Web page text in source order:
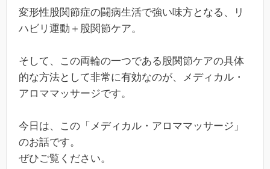
変形性股関節症の闘病生活で強い味方となる、リ
ハビリ運動＋股関節ケア。
そして、この両輪の一つである股関節ケアの具体
的な方法として非常に有効なのが、メディカル・
アロママッサージです。
今日は、この「メディカル・アロママッサージ」
のお話です。
ぜひご覧ください。